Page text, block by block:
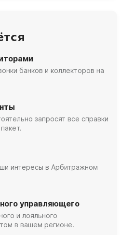
банков и коллекторов на
запросят все справки
интересы в Арбитражном
управляющего
и лояльного
в вашем регионе.